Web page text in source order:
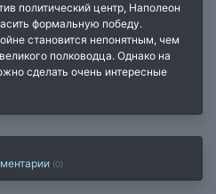
политический центр, Наполеон
формальную победу.
становится непонятным, чем
полководца. Однако на
сделать очень интересные
(0)